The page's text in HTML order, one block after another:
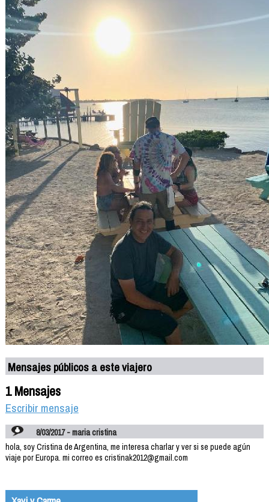
Mensajes públicos a este viajero
1 Mensajes
Escribir mensaje
8/03/2017 - maria cristina
hola, soy Cristina de Argentina, me interesa charlar y ver si se puede agún
viaje por Europa. mi correo es cristinak2012@gmail.com